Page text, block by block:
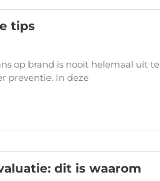
tips
op brand is nooit helemaal uit te
preventie. In deze
dit is waarom